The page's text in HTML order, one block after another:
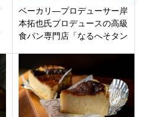
ベーカリ―プロデューサー岸
本拓也氏プロデュースの高級
食パン専門店「なるへそタン